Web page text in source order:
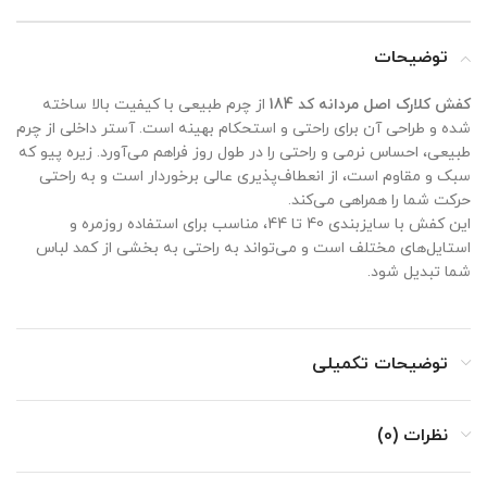
توضیحات
کفش کلارک اصل مردانه کد 184
از چرم طبیعی با کیفیت بالا ساخته
شده و طراحی آن برای راحتی و استحکام بهینه است. آستر داخلی از چرم
طبیعی، احساس نرمی و راحتی را در طول روز فراهم می‌آورد. زیره پیو که
سبک و مقاوم است، از انعطاف‌پذیری عالی برخوردار است و به راحتی
حرکت شما را همراهی می‌کند.
این کفش با سایزبندی 40 تا 44، مناسب برای استفاده روزمره و
استایل‌های مختلف است و می‌تواند به راحتی به بخشی از کمد لباس
شما تبدیل شود.
توضیحات تکمیلی
نظرات (0)